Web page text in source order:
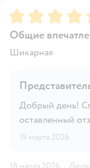
Рейтинг:5
Общие
Шикарная
Добрый день!
оставленный
19 марта 2026
18 марта 2026 ·